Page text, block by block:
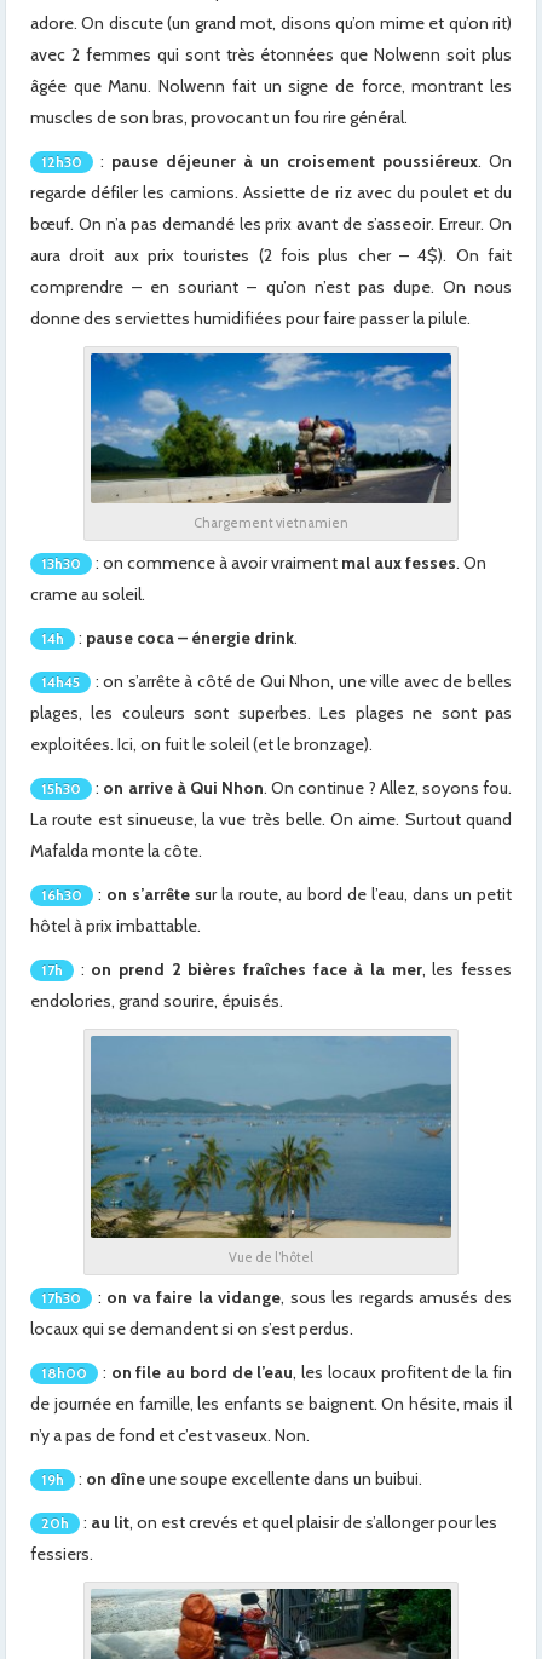
adore. On discute (un grand mot, disons qu’on mime et qu’on rit)
avec 2 femmes qui sont très étonnées que Nolwenn soit plus
âgée que Manu. Nolwenn fait un signe de force, montrant les
muscles de son bras, provocant un fou rire général.
12h30 : pause déjeuner à un croisement poussiéreux. On
regarde défiler les camions. Assiette de riz avec du poulet et du
bœuf. On n’a pas demandé les prix avant de s’asseoir. Erreur. On
aura droit aux prix touristes (2 fois plus cher – 4$). On fait
comprendre – en souriant – qu’on n’est pas dupe. On nous
donne des serviettes humidifiées pour faire passer la pilule.
Chargement vietnamien
13h30 : on commence à avoir vraiment mal aux fesses. On
crame au soleil.
14h : pause coca – énergie drink.
14h45
: on s’arrête à côté de Qui Nhon, une ville avec de belles
plages, les couleurs sont superbes. Les plages ne sont pas
exploitées. Ici, on fuit le soleil (et le bronzage).
15h30 : on arrive à Qui Nhon. On continue ? Allez, soyons fou.
La route est sinueuse, la vue très belle. On aime. Surtout quand
Mafalda monte la côte.
16h30 : on s’arrêtesur la route, au bord de l’eau, dans un petit
hôtel à prix imbattable.
17h : on prend 2 bières fraîches face à la mer, les fesses
endolories, grand sourire, épuisés.
Vue de l’hôtel
17h30 : on va faire la vidange, sous les regards amusés des
locaux qui se demandent si on s’est perdus.
18h00 : on file au bord de l’eau, les locaux profitent de la fin
de journée en famille, les enfants se baignent. On hésite, mais il
n’y a pas de fond et c’est vaseux. Non.
19h : on dîneune soupe excellente dans un buibui.
20h : au lit, on est crevés et quel plaisir de s’allonger pour les
fessiers.